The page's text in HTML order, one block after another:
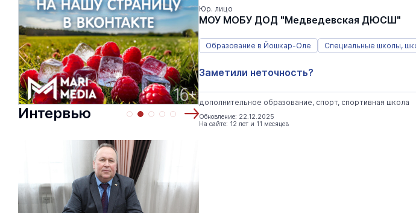
Интервью
Юр. лицо
МОУ МОБУ ДОД "Медведевская ДЮСШ"
Образование в Йошкар-Оле Специальные школы,
Заметили неточность?
дополнительное образование, спорт, спортивная школа
Обновление: 22.12.2025
На сайте: 12 лет и 11 месяцев